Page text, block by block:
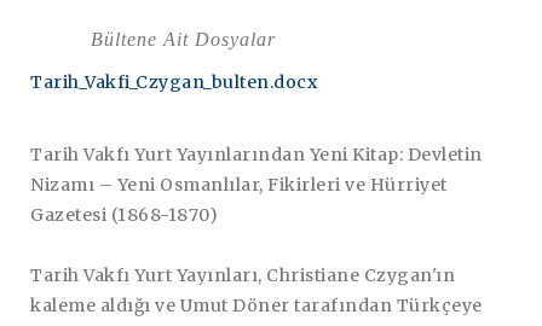
Bültene Ait Dosyalar
Tarih_Vakfi_Czygan_bulten.docx
Tarih Vakfı Yurt Yayınlarından Yeni Kitap: Devletin
Nizamı – Yeni Osmanlılar, Fikirleri ve Hürriyet
Gazetesi (1868-1870)
Tarih Vakfı Yurt Yayınları, Christiane Czygan'ın
kaleme aldığı ve Umut Döner tarafından Türkçeye